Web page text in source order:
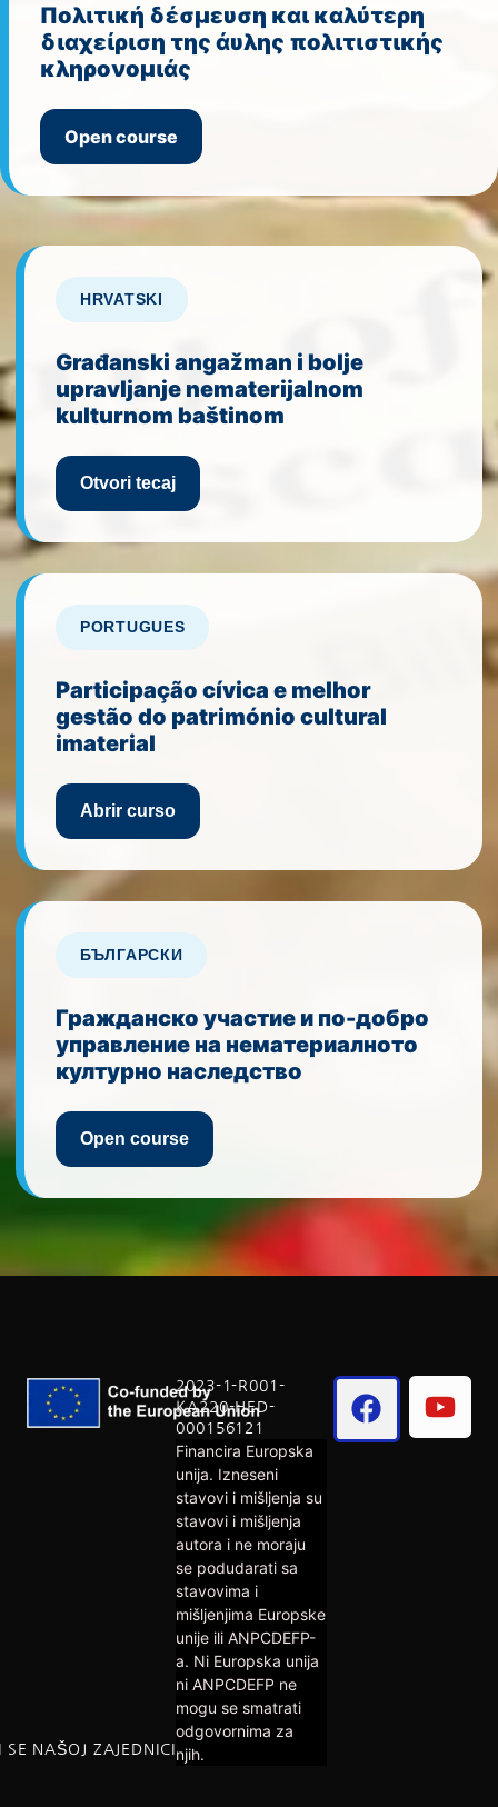
Πολιτική δέσμευση και καλύτερη
διαχείριση της άυλης πολιτιστικής
κληρονομιάς
Open course
HRVATSKI
Građanski angažman i bolje
upravljanje nematerijalnom
kulturnom baštinom
Otvori tecaj
PORTUGUES
Participação cívica e melhor
gestão do património cultural
imaterial
Abrir curso
БЪЛГАРСКИ
Гражданско участие и по-добро
управление на нематериалното
културно наследство
Open course
2023-1-R001-
KA220-HED-
000156121
Financira Europska
unija. Izneseni
stavovi i mišljenja su
stavovi i mišljenja
autora i ne moraju
se podudarati sa
stavovima i
mišljenjima Europske
unije ili ANPCDEFP-
a. Ni Europska unija
ni ANPCDEFP ne
mogu se smatrati
odgovornima za
njih.
SE NAŠOJ ZAJEDNICI